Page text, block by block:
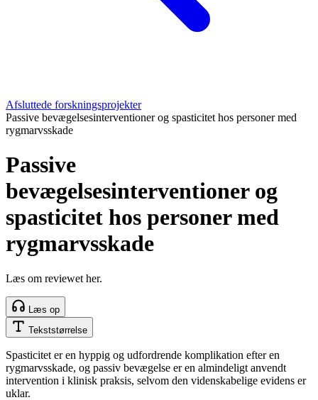
Afsluttede forskningsprojekter
Passive bevægelsesinterventioner og spasticitet hos personer med
rygmarvsskade
Passive
bevægelsesinterventioner og
spasticitet hos personer med
rygmarvsskade
Læs om reviewet her.
Læs op
Tekststørrelse
Spasticitet er en hyppig og udfordrende komplikation efter en
rygmarvsskade, og passiv bevægelse er en almindeligt anvendt
intervention i klinisk praksis, selvom den videnskabelige evidens er
uklar.